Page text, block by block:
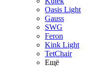
Oasis Light
Gauss
SWG
Feron
Kink Light
TetСhair
Ещё